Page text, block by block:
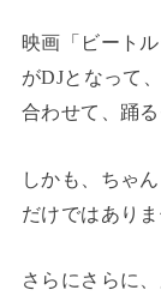
映画「ビート
がDJとなって
合わせて、踊る
しかも、ちゃ
だけではありま
さらにさらに